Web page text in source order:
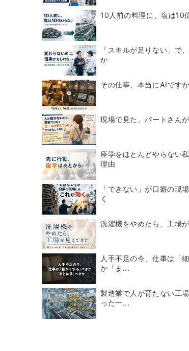
10人前の料理に、塩は10
「スキルが足りない」で
か
その仕事、本当にAIですか
現場で見た、パートさん
座学をほとんどやらない
理由
「できない」が口癖の現
く
洗濯機をやめたら、工場
人手不足の今、仕事は「
か「ま...
製造業で人が育たない工
った一...